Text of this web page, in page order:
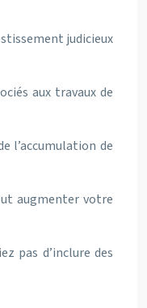
judicieux
aux travaux de
l’accumulation de
augmenter votre
pas d’inclure des